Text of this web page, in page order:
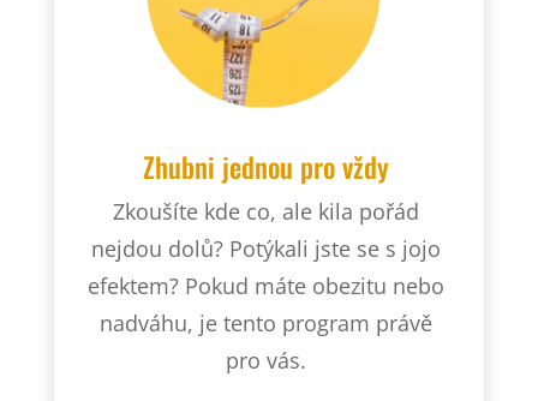
Zhubni jednou pro vždy
Zkoušíte kde co, ale kila pořád
nejdou dolů? Potýkali jste se s jojo
efektem? Pokud máte obezitu nebo
nadváhu, je tento program právě
pro vás.